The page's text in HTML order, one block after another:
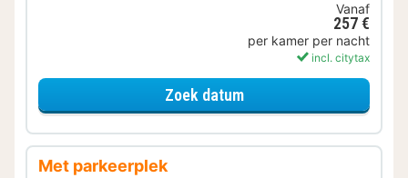
Vanaf
257 €
per kamer per nacht
incl. citytax
Zoek datumvoor Geniet van de
Met parkeerplek